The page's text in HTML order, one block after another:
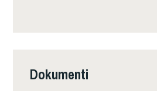
Dokumenti